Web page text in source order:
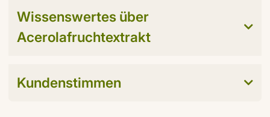
Wissenswertes über
Acerolafruchtextrakt
Kundenstimmen